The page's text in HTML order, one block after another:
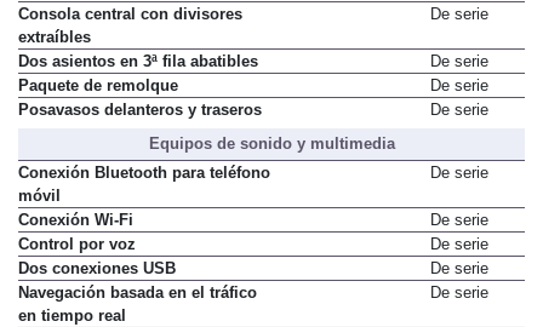
Consola central con divisores
extraíbles
De serie
Dos asientos en 3ª fila abatibles
De serie
Paquete de remolque
De serie
Posavasos delanteros y traseros
De serie
Equipos de sonido y multimedia
Conexión Bluetooth para teléfono
móvil
De serie
Conexión Wi-Fi
De serie
Control por voz
De serie
Dos conexiones USB
De serie
Navegación basada en el tráfico
en tiempo real
De serie